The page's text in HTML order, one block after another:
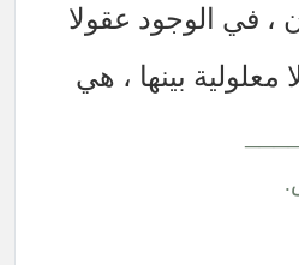
، في الوجود عقولا
معلولية بينها ، هي